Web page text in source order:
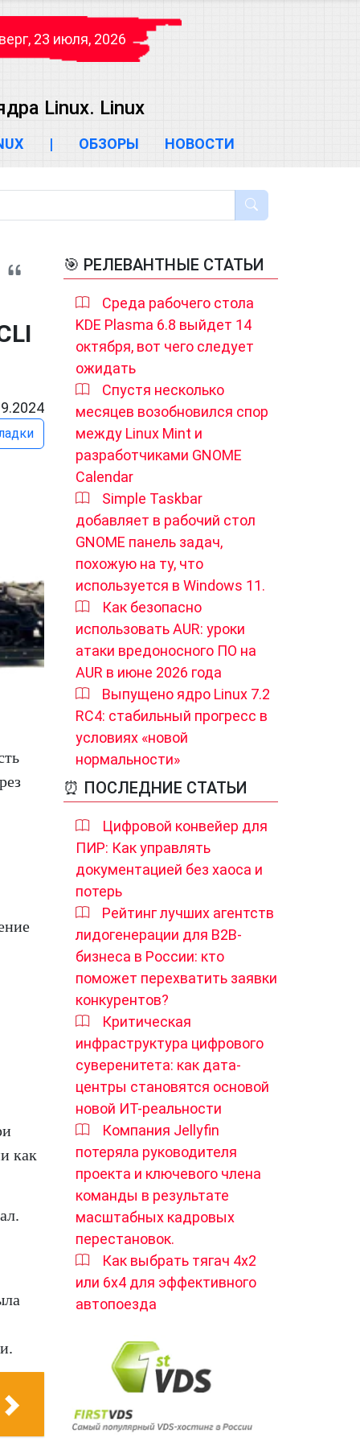
23 июля, 2026
Linux. Linux
| ОБЗОРЫ НОВОСТИ
как
🎯 РЕЛЕВАНТНЫЕ СТАТЬИ
Среда рабочего стола
KDE Plasma 6.8 выйдет 14
октября, вот чего следует
ожидать
Спустя несколько
месяцев возобновился спор
между Linux Mint и
разработчиками GNOME
Calendar
Simple Taskbar
добавляет в рабочий стол
GNOME панель задач,
похожую на ту, что
используется в Windows 11.
Как безопасно
использовать AUR: уроки
атаки вредоносного ПО на
AUR в июне 2026 года
Выпущено ядро ​​Linux 7.2
RC4: стабильный прогресс в
условиях «новой
нормальности»
⏰ ПОСЛЕДНИЕ СТАТЬИ
Цифровой конвейер для
ПИР: Как управлять
документацией без хаоса и
потерь
Рейтинг лучших агентств
лидогенерации для B2B-
бизнеса в России: кто
поможет перехватить заявки
конкурентов?
Критическая
инфраструктура цифрового
суверенитета: как дата-
центры становятся основой
новой ИТ-реальности
Компания Jellyfin
потеряла руководителя
проекта и ключевого члена
команды в результате
масштабных кадровых
перестановок.
Как выбрать тягач 4х2
или 6х4 для эффективного
автопоезда